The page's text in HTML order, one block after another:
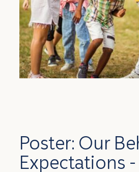
Poster: Our
Expectations